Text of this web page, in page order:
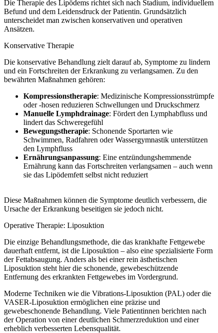
Die Therapie des Lipödems richtet sich nach Stadium, individuellem
Befund und dem Leidensdruck der Patientin. Grundsätzlich
unterscheidet man zwischen konservativen und operativen
Ansätzen.
Konservative Therapie
Die konservative Behandlung zielt darauf ab, Symptome zu lindern
und ein Fortschreiten der Erkrankung zu verlangsamen. Zu den
bewährten Maßnahmen gehören:
Kompressionstherapie: Medizinische Kompressionsstrümpfe
oder -hosen reduzieren Schwellungen und Druckschmerz
Manuelle Lymphdrainage: Fördert den Lymphabfluss und
lindert das Schweregefühl
Bewegungstherapie: Schonende Sportarten wie
Schwimmen, Radfahren oder Wassergymnastik unterstützen
den Lymphfluss
Ernährungsanpassung: Eine entzündungshemmende
Ernährung kann das Fortschreiten verlangsamen – auch wenn
sie das Lipödemfett selbst nicht reduziert
Diese Maßnahmen können die Symptome deutlich verbessern, die
Ursache der Erkrankung beseitigen sie jedoch nicht.
Operative Therapie: Liposuktion
Die einzige Behandlungsmethode, die das krankhafte Fettgewebe
dauerhaft entfernt, ist die Liposuktion – also eine spezialisierte Form
der Fettabsaugung. Anders als bei einer rein ästhetischen
Liposuktion steht hier die schonende, gewebeschützende
Entfernung des erkrankten Fettgewebes im Vordergrund.
Moderne Techniken wie die Vibrations-Liposuktion (PAL) oder die
VASER-Liposuktion ermöglichen eine präzise und
gewebeschonende Behandlung. Viele Patientinnen berichten nach
der Operation von einer deutlichen Schmerzreduktion und einer
erheblich verbesserten Lebensqualität.